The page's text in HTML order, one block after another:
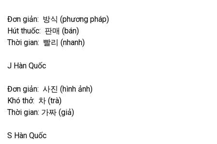
Đơn giản: 방식 (phương pháp)
Hút thuốc: 판매 (bán)
Thời gian: 빨리 (nhanh)
J Hàn Quốc
Đơn giản: 사진 (hình ảnh)
Khó thở: 차 (trà)
Thời gian: 가짜 (giả)
S Hàn Quốc